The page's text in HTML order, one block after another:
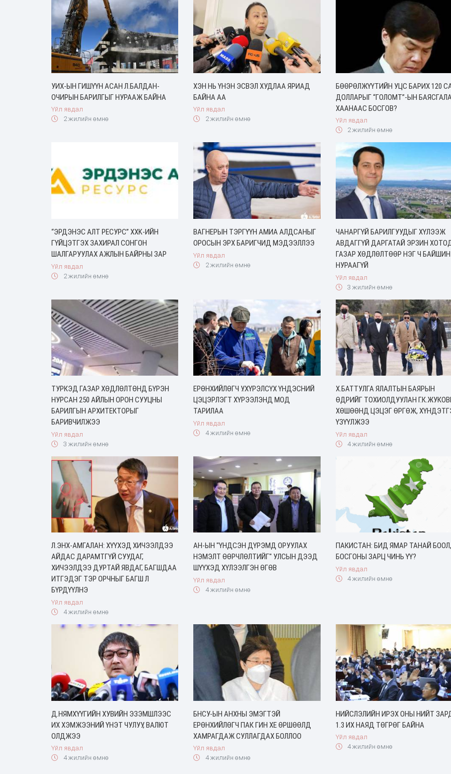
УИХ-ЫН ГИШҮҮН АСАН Л.БАЛДАН-
ОЧИРЫН БАРИЛГЫГ НУРААЖ БАЙНА
Үйл явдал
2 жилийн өмнө
ХЭН НЬ ҮНЭН ЭСВЭЛ ХУДЛАА ЯРИАД
БАЙНА АА
Үйл явдал
2 жилийн өмнө
БӨӨРӨЛЖҮҮТИЙН УЦС БАРИХ 120
ДОЛЛАРЫГ “ГОЛОМТ”-ЫН
ХААНААС БОСГОВ?
Үйл явдал
2 жилийн өмнө
“ЭРДЭНЭС АЛТ РЕСУРС” ХХK-ИЙН
ГҮЙЦЭТГЭХ ЗАХИРАЛ СОНГОН
ШАЛГАРУУЛАХ АЖЛЫН БАЙРНЫ ЗАР
Үйл явдал
2 жилийн өмнө
ВАГНЕРЫН ТЭРГҮҮН АМИА АЛДСАНЫГ
ОРОСЫН ЭРХ БАРИГЧИД МЭДЭЭЛЛЭЭ
Үйл явдал
2 жилийн өмнө
ЧАНАРГҮЙ БАРИЛГУУДЫГ ХҮЛЭЭЖ
АВДАГГҮЙ ДАРГАТАЙ ЭРЗИН
ГАЗАР ХӨДЛӨЛТӨӨР НЭГ Ч БАЙШИН
НУРААГҮЙ
Үйл явдал
3 жилийн өмнө
ТУРКЭД ГАЗАР ХӨДЛӨЛТӨНД БҮРЭН
НУРСАН 250 АЙЛЫН ОРОН СУУЦНЫ
БАРИЛГЫН АРХИТЕКТОРЫГ
БАРИВЧИЛЖЭЭ
Үйл явдал
3 жилийн өмнө
ЕРӨНХИЙЛӨГЧ У.ХҮРЭЛСҮХ ҮНДЭСНИЙ
ЦЭЦЭРЛЭГТ ХҮРЭЭЛЭНД МОД
ТАРИЛАА
Үйл явдал
4 жилийн өмнө
Х.БАТТУЛГА ЯЛАЛТЫН БАЯРЫН
ӨДРИЙГ ТОХИОЛДУУЛАН
ХӨШӨӨНД ЦЭЦЭГ ӨРГӨЖ,
ҮЗҮҮЛЖЭЭ
Үйл явдал
4 жилийн өмнө
Л.ЭНХ-АМГАЛАН: ХҮҮХЭД ХИЧЭЭЛДЭЭ
АЙДАС ДАРАМТГҮЙ СУУДАГ,
ХИЧЭЭЛДЭЭ ДУРТАЙ ЯВДАГ, БАГШДАА
ИТГЭДЭГ ТЭР ОРЧНЫГ БАГШ Л
БҮРДҮҮЛНЭ
Үйл явдал
4 жилийн өмнө
АН-ЫН "ҮНДСЭН ДҮРЭМД ОРУУЛАХ
НЭМЭЛТ ӨӨРЧЛӨЛТИЙГ" УЛСЫН ДЭЭД
ШҮҮХЭД ХҮЛЭЭЛГЭН ӨГӨВ
Үйл явдал
4 жилийн өмнө
ПАКИСТАН: БИД ЯМАР ТАНАЙ БООЛ,
БОСГОНЫ ЗАРЦ ЧИНЬ ҮҮ?
Үйл явдал
4 жилийн өмнө
Д.НЯМХҮҮГИЙН ХУВИЙН ЭЗЭМШЛЭЭС
ИХ ХЭМЖЭЭНИЙ ҮНЭТ ЧУЛУУ, ВАЛЮТ
ОЛДЖЭЭ
Үйл явдал
4 жилийн өмнө
БНСУ-ЫН АНХНЫ ЭМЭГТЭЙ
ЕРӨНХИЙЛӨГЧ ПАК ГИН ХЕ ӨРШӨӨЛД
ХАМРАГДАЖ СУЛЛАГДАХ БОЛЛОО
Үйл явдал
4 жилийн өмнө
НИЙСЛЭЛИЙН ИРЭХ ОНЫ НИЙТ
1.3 ИХ НАЯД ТӨГРӨГ БАЙНА
Үйл явдал
4 жилийн өмнө